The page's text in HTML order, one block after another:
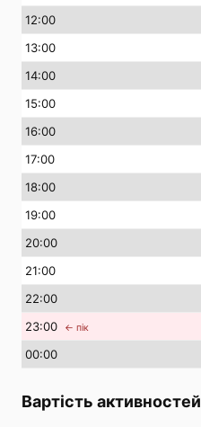
12:00
13:00
14:00
15:00
16:00
17:00
18:00
19:00
20:00
21:00
22:00
23:00 ← пік
00:00
Вартість активностей